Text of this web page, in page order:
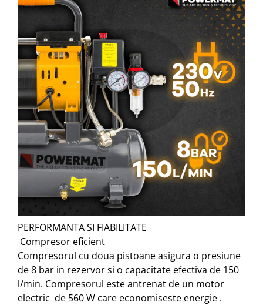
PERFORMANTA SI FIABILITATE
Compresor eficient
Compresorul cu doua pistoane asigura o presiune
de 8 bar in rezervor si o capacitate efectiva de 150
l/min. Compresorul este antrenat de un motor
electric de 560 W care economiseste energie .